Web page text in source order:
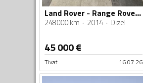
Land Rover - Range Rover - 4.4 Autobiografiy Startech ( Limited Editon )
248000 km 2014 Dizel
45 000€
Tivat 16.07.26